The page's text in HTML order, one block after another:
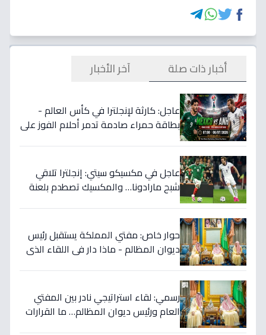
أخبار ذات صلة آخر الأخبار
عاجل: كارثة لإنجلترا في كأس العالم -
بطاقة حمراء صادمة تدمر أحلام الفوز على
عاجل في مكسيكو سيتي: إنجلترا تلاقي
شبح مارادونا… والمكسيك تصطدم بلعنة
حوار خاص: مفتي المملكة يستقبل رئيس
ديوان المظالم - ماذا دار في اللقاء الذي
رسمي: لقاء استراتيجي نادر بين المفتي
العام ورئيس ديوان المظالم… ما القرارات